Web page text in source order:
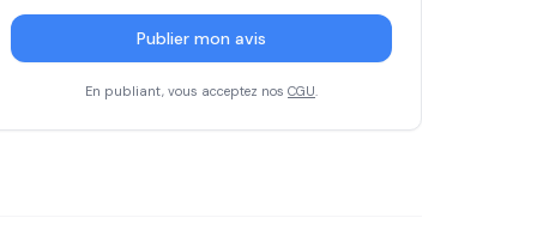
Publier mon avis
En publiant, vous acceptez nos CGU.